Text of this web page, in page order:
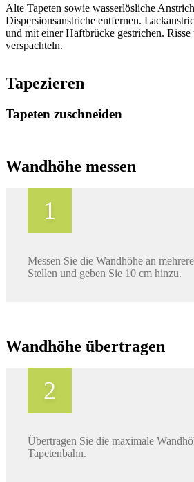
Alte Tapeten sowie wasserlösliche
Dispersionsanstriche entfernen.
und mit einer Haftbrücke gestrichen. Risse
verspachteln.
Tapezieren
Tapeten zuschneiden
Wandhöhe messen
Messen Sie die Wandhöhe an
Stellen und geben Sie 10 cm hinzu.
Wandhöhe übertragen
Übertragen Sie die maximale
Tapetenbahn.